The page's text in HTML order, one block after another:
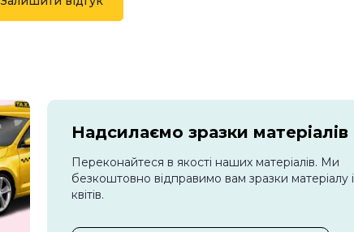
Надсилаємо зразки матеріалів
Переконайтеся в якості наших матеріалів. Ми
безкоштовно відправимо вам зразки матеріалу і
квітів.